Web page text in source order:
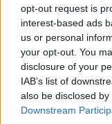
opt-out request is
interest-based ads
us or personal
your opt-out. You
disclosure of your
IAB’s list of
also be disclosed
Downstream
Vaizdai iš
vaiko gyvybių